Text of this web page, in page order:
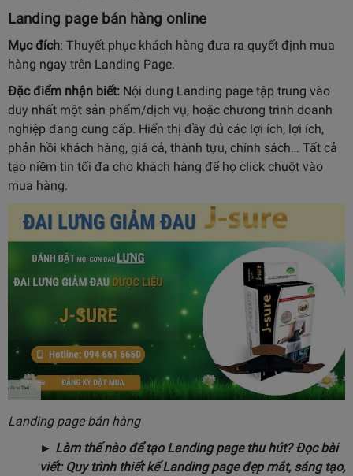
Landing page bán hàng online
Mục đích: Thuyết phục khách hàng đưa ra quyết định mua
hàng ngay trên Landing Page.
Đặc điểm nhận biết: Nội dung Landing page tập trung vào
duy nhất một sản phẩm/dịch vụ, hoặc chương trình doanh
nghiệp đang cung cấp. Hiển thị đầy đủ các lợi ích, lợi ích,
phản hồi khách hàng, giá cả, thành tựu, chính sách… Tất cả
tạo niềm tin tối đa cho khách hàng để họ click chuột vào
mua hàng.
Landing page bán hàng
► Làm thế nào để tạo Landing page thu hút? Đọc bài
viết: Quy trình thiết kế Landing page đẹp mắt, sáng tạo,